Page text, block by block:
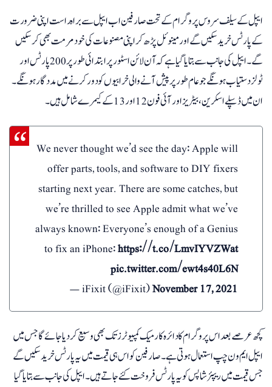
ایپل کے سیلف سروس پروگرام کے تحت صارفین اب ایپل سے براہ راست اپنی ضرورت
کے پارٹس خرید سکیں گے اور مینوئل پڑھ کر اپنی مصنوعات کی خود مرمت بھی کرسکیں
گے۔ ایپل کی جانب سے بتایا گیا ہے کہ آن لائن اسٹور پر ابتدائی طور پر 200 پارٹس اور
ٹولز دستیاب ہونگے جو عام طور پر پیش آنے والی خرابیوں کو دور کرنے میں مدد گار ہونگے۔
ان میں ڈسپلے اسکرین،بیٹریز اور آئی فون12 اور 13 کے کیمرے شامل ہیں۔
We never thought we’d see the day: Apple will
offer parts, tools, and software to DIY fixers
starting next year. There are some catches, but
we’re thrilled to see Apple admit what we’ve
always known: Everyone’s enough of a Genius
to fix an iPhone:https://t.co/LmvIYVZWat
pic.twitter.com/ewt4s40L6N
— iFixit (@iFixit)November 17, 2021
کچھ عرصے بعد اس پروگرام کا دائرہ کار میک کمپیوٹرز تک بھی وسیع کردیا جائے گا جس میں
ایپل ایم ون چپ استعمال ہوتی ہے۔ صارفین کواس ہی قیمت میں یہ پارٹس خرید سکیں گے
جس قیمت میں ریپئرشاپس کو یہ پارٹس فروخت کئے جاتے ہیں۔ ایپل کی جانب سے بتایا گیا